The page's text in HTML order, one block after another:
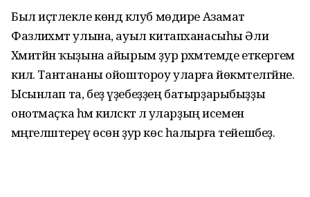
Был иҫтәлекле көндә клуб мөдире Азамат
Фазлиәхмәт улына, ауыл китапханасыһы Әлиә
Хәмитйән ҡыҙына айырым ҙур рәхмәтемде еткергем
килә. Тантананы ойоштороу уларға йөкмәтелгәйне.
Ысынлап та, беҙ үҙебеҙҙең батырҙарыбыҙҙы
онотмаҫҡа һәм киләсәктә лә уларҙың исемен
мәңгеләштереү өсөн ҙур көс һалырға тейешбеҙ.